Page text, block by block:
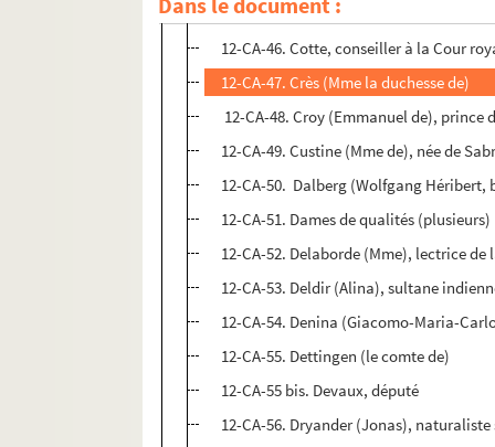
12-CA-45. Cochellet (Mlle), lectrice de
12-CA-46. Cotte, conseiller à la Cour
12-CA-47. Crès (Mme la duchesse de)
12-CA-48. Croy (Emmanuel de), prince
12-CA-49. Custine (Mme de), née de
12-CA-50. Dalberg (Wolfgang Héribert,
12-CA-51. Dames de qualités (plusieurs)
12-CA-52. Delaborde (Mme), lectrice de
12-CA-53. Deldir (Alina), sultane
12-CA-54. Denina (Giacomo-Maria-
12-CA-55. Dettingen (le comte de)
12-CA-55 bis. Devaux, député
12-CA-56. Dryander (Jonas), naturaliste